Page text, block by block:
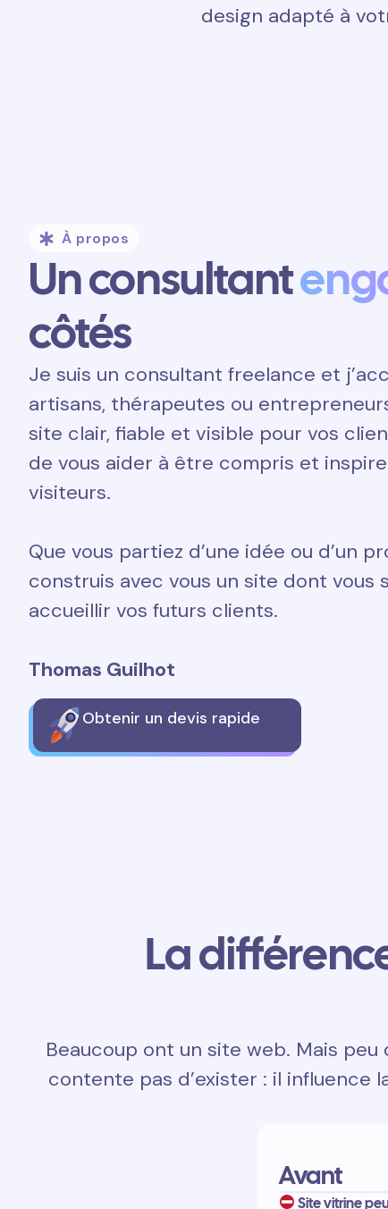
design adapté à
À propos
Un consultant
côtés
Je suis un consultant freelance et
artisans, thérapeutes ou
site clair, fiable et visible pour vos
de vous aider à être compris et
visiteurs.
Que vous partiez d’une idée ou d’un
construis avec vous un site dont vous
accueillir vos futurs clients.
Thomas Guilhot
Obtenir un devis rapide
La
Beaucoup ont un site web. Mais
contente pas d’exister : il
Avant
Site vitrine